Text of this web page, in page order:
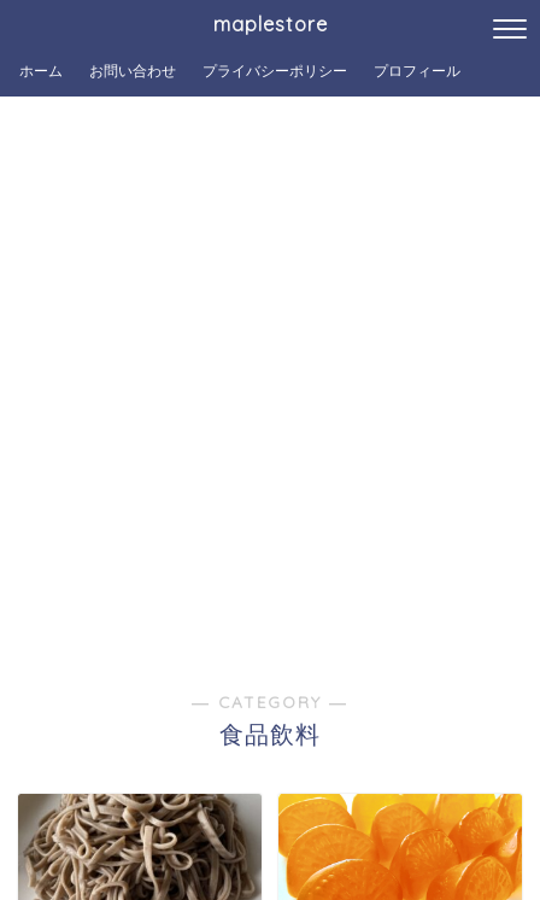
maplestore
ホーム お問い合わせ プライバシーポリシー プロフィール
― CATEGORY ―
食品飲料